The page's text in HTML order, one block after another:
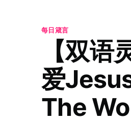
每日箴言
【双
爱
The